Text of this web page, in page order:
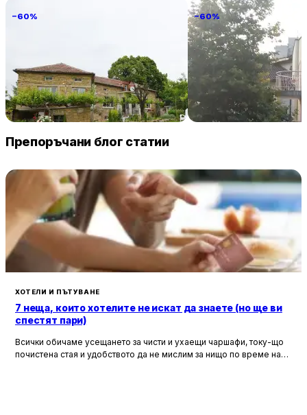
−60%
Villa Vin Santo
Винарово 89 € / нощувка
−60%
Familia Fantastiko
Китен 60
Препоръчани блог статии
ХОТЕЛИ И ПЪТУВАНЕ
7 неща, които хотелите не искат да знаете (но ще ви
спестят пари)
Всички обичаме усещането за чисти и ухаещи чаршафи, току-що
почистена стая и удобството да не мислим за нищо по време на